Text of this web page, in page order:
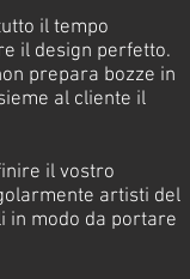
il tempo
il design perfetto.
prepara bozze in
al cliente il
il vostro
artisti del
in modo da portare